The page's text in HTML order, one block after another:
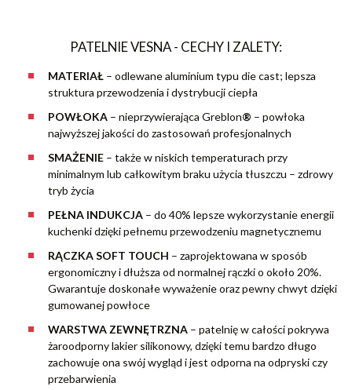
PATELNIE VESNA - CECHY I ZALETY:
MATERIAŁ – odlewane aluminium typu die cast; lepsza
struktura przewodzenia i dystrybucji ciepła
POWŁOKA – nieprzywierająca Greblon® – powłoka
najwyższej jakości do zastosowań profesjonalnych
SMAŻENIE – także w niskich temperaturach przy
minimalnym lub całkowitym braku użycia tłuszczu – zdrowy
tryb życia
PEŁNA INDUKCJA – do 40% lepsze wykorzystanie energii
kuchenki dzięki pełnemu przewodzeniu magnetycznemu
RĄCZKA SOFT TOUCH – zaprojektowana w sposób
ergonomiczny i dłuższa od normalnej rączki o około 20%.
Gwarantuje doskonałe wyważenie oraz pewny chwyt dzięki
gumowanej powłoce
WARSTWA ZEWNĘTRZNA – patelnię w całości pokrywa
żaroodporny lakier silikonowy, dzięki temu bardzo długo
zachowuje ona swój wygląd i jest odporna na odpryski czy
przebarwienia